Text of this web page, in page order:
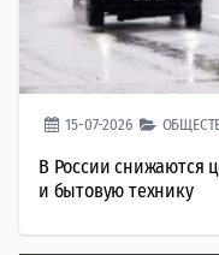
15-07-2026
В России снижаются
и бытовую технику